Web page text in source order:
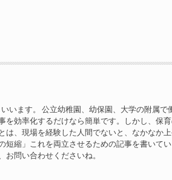
います。 公立幼稚園、幼保園、大学の附属で
を効率化するだけなら簡単です。しかし、保
は、現場を経験した人間でないと、なかなか
短縮」これを両立させるための記事を書いて
お問い合わせくださいね。